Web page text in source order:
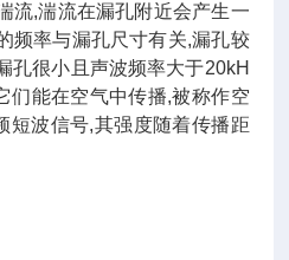
流,湍流在漏孔附近会产生一
频率与漏孔尺寸有关,漏孔较
孔很小且声波频率大于20kH
们能在空气中传播,被称作空
短波信号,其强度随着传播距